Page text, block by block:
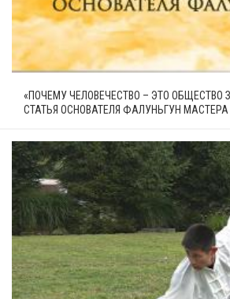
«ПОЧЕМУ ЧЕЛОВЕЧЕСТВО – ЭТО ОБЩЕСТВО
СТАТЬЯ ОСНОВАТЕЛЯ ФАЛУНЬГУН